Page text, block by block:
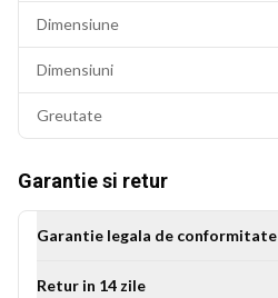
Dimensiune
Dimensiuni
Greutate
Garantie si retur
Garantie legala de conformitate
Retur in 14 zile